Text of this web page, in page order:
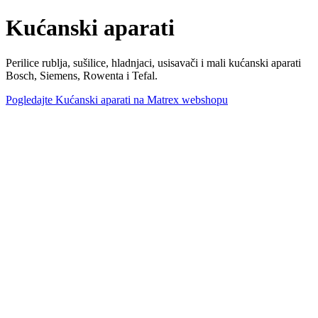
Kućanski aparati
Perilice rublja, sušilice, hladnjaci, usisavači i mali kućanski aparati
Bosch, Siemens, Rowenta i Tefal.
Pogledajte Kućanski aparati na Matrex webshopu